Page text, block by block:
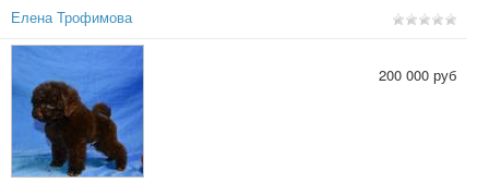
Елена Трофимова
200 000 руб